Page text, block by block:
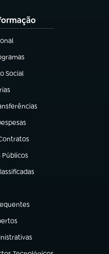
nova aba)
aba)
Social
aba)
nova aba)
aba)
aba)
Públicos
aba)
em nova aba)
aba)
aba)
aba)